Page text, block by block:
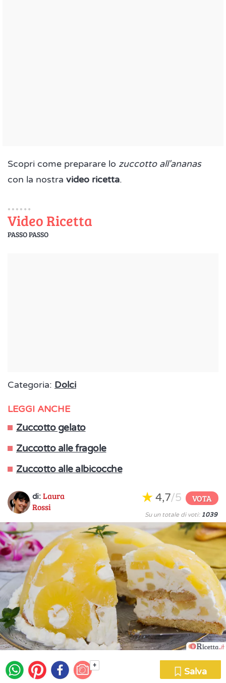
Scopri come preparare lo zuccotto all'ananas
con la nostra video ricetta.
Video Ricetta
PASSO PASSO
Categoria: Dolci
LEGGI ANCHE
Zuccotto gelato
Zuccotto alle fragole
Zuccotto alle albicocche
di: Laura
Rossi
4,7/5 VOTA
Su un totale di voti: 1039
+
Salva